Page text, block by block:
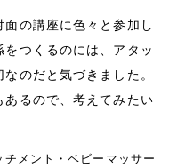
の講座に色々と参加し
をつくるのには、アタッ
のだと気づきました。
あるので、考えてみたい
メント・ベビーマッサー